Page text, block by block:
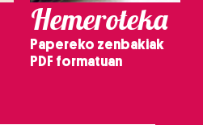
Hemeroteka
Papereko zenbakiak
PDF formatuan